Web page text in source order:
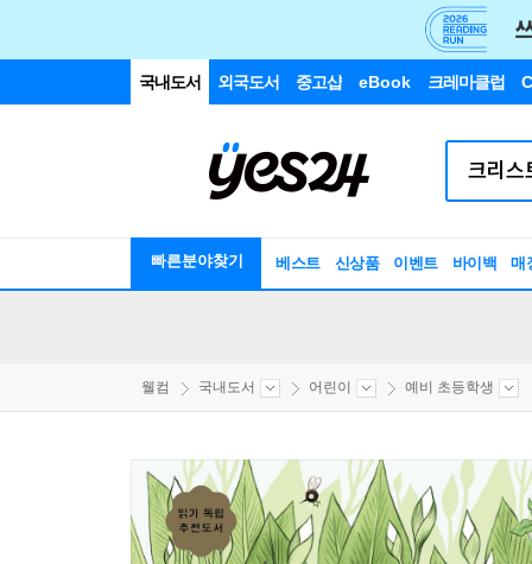
국내도서 외국도서 중고샵 eBook 크레마클럽
빠른분야찾기 베스트 신상품 이벤트 바이백 매
웰컴 국내도서 어린이 예비 초등학생